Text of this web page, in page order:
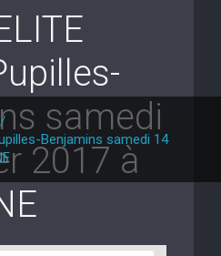
Benjamins samedi 14
samedi
2017 à